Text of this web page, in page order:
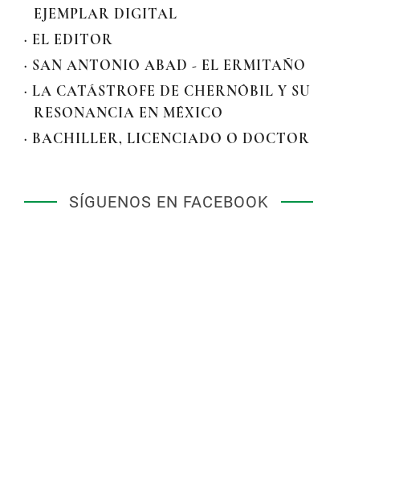
EJEMPLAR DIGITAL
· EL EDITOR
· SAN ANTONIO ABAD - EL ERMITAÑO
· LA CATÁSTROFE DE CHERNÓBIL Y SU
RESONANCIA EN MÉXICO
· BACHILLER, LICENCIADO O DOCTOR
SÍGUENOS EN FACEBOOK